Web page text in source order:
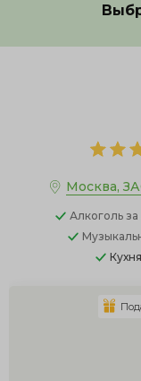
Москва,
Алкоголь